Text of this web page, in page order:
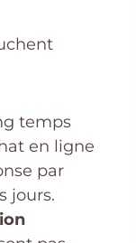
temps
en ligne
par
jours.